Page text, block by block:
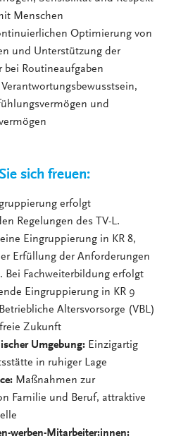
Menschen
Optimierung von
und Unterstützung der
bei Routineaufgaben
und
sich freuen:
erfolgt
Regelungen des TV-L.
Eingruppierung in KR 8,
Erfüllung der Anforderungen
Bei Fachweiterbildung erfolgt
Eingruppierung in KR 9
Betriebliche Altersvorsorge (VBL)
Zukunft
Umgebung: Einzigartig
in ruhiger Lage
Maßnahmen zur
Familie und Beruf, attraktive
werben-Mitarbeiter:innen: